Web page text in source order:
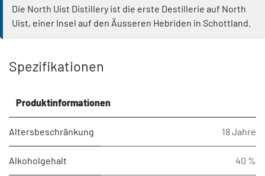
Die North Uist Distillery ist die erste Destillerie auf North
Uist, einer Insel auf den Äusseren Hebriden in Schottland.
Spezifikationen
Produktinformationen
Altersbeschränkung 18 Jahre
Alkoholgehalt 40 %